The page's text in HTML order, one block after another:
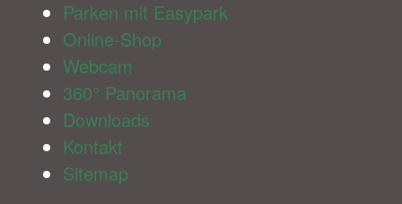
Parken mit Easypark
Online-Shop
Webcam
360° Panorama
Downloads
Kontakt
Sitemap